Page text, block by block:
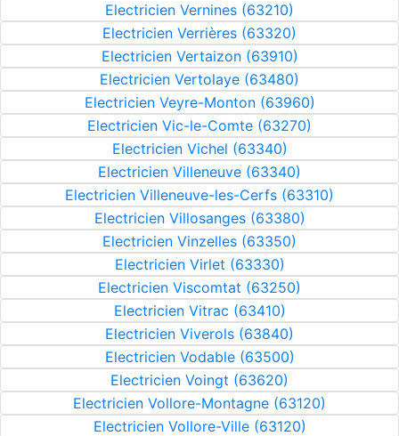
Electricien Vernines (63210)
Electricien Verrières (63320)
Electricien Vertaizon (63910)
Electricien Vertolaye (63480)
Electricien Veyre-Monton (63960)
Electricien Vic-le-Comte (63270)
Electricien Vichel (63340)
Electricien Villeneuve (63340)
Electricien Villeneuve-les-Cerfs (63310)
Electricien Villosanges (63380)
Electricien Vinzelles (63350)
Electricien Virlet (63330)
Electricien Viscomtat (63250)
Electricien Vitrac (63410)
Electricien Viverols (63840)
Electricien Vodable (63500)
Electricien Voingt (63620)
Electricien Vollore-Montagne (63120)
Electricien Vollore-Ville (63120)